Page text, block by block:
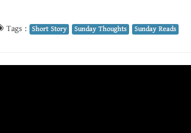
Tags : Short Story Sunday Thoughts Sunday Reads